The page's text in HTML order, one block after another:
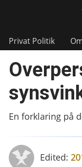
Privat Politik
En forklaring på
Edited: